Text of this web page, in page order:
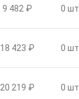
9 482 ₽ 0 шт.
18 423 ₽ 0 шт.
20 219 ₽ 0 шт.